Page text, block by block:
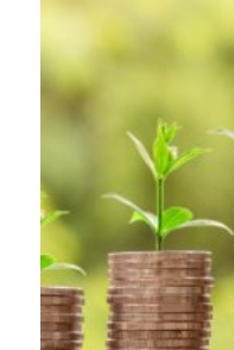
Publications
Description
projet
Membres